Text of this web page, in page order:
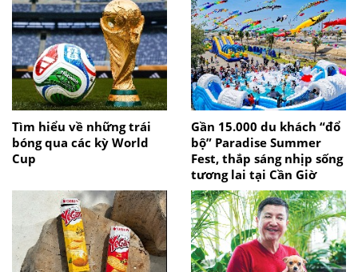
Tìm hiểu về những trái
bóng qua các kỳ World
Cup
Gần 15.000 du khách “đổ
bộ” Paradise Summer
Fest, thắp sáng nhịp sống
tương lai tại Cần Giờ